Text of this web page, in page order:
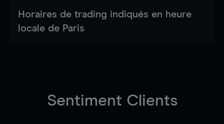
Horaires de trading indiqués en heure
locale de Paris
Sentiment Clients